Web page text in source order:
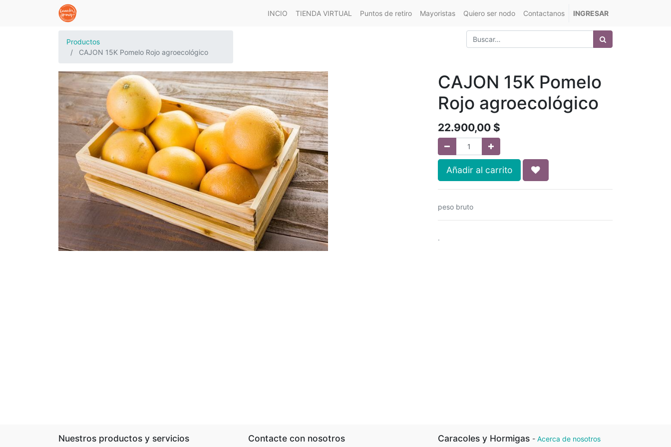
INCIO TIENDA VIRTUAL Puntos de retiro Mayoristas Quiero ser nodo Contactanos INGRESAR
Productos
CAJON 15K Pomelo Rojo agroecológico
CAJON 15K Pomelo
Rojo agroecológico
22.900,00 $
Añadir al carrito
peso bruto
.
Nuestros productos y servicios Contacte con nosotros Caracoles y Hormigas - Acerca de nosotros